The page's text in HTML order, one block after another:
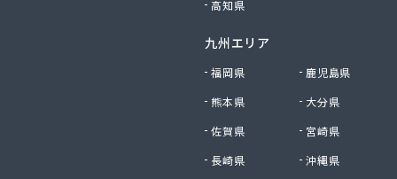
高知県
九州エリア
福岡県
鹿児島県
熊本県
大分県
佐賀県
宮崎県
長崎県
沖縄県